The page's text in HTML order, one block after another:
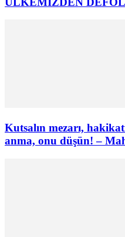
Kutsalın mezarı,
anma, onu düşün! –